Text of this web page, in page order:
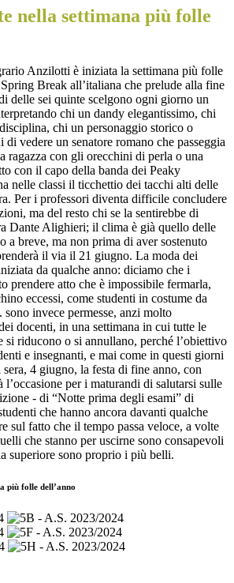
nella settimana più folle
Anzilotti è iniziata la settimana più folle
Break all’italiana che prelude alla fine
delle sei quinte scelgono ogni giorno un
chi un dandy elegantissimo, chi
chi un personaggio storico o
vedere un senatore romano che passeggia
ragazza con gli orecchini di perla o una
con il capo della banda dei Peaky
nelle classi il ticchettio dei tacchi alti delle
Per i professori diventa difficile concludere
ma del resto chi se la sentirebbe di
Dante Alighieri; il clima è già quello delle
a breve, ma non prima di aver sostenuto
il via il 21 giugno. La moda dei
da qualche anno: diciamo che i
prendere atto che è impossibile fermarla,
eccessi, come studenti in costume da
invece permesse, anzi molto
docenti, in una settimana in cui tutte le
si riducono o si annullano, perché l’obiettivo
e insegnanti, e mai come in questi giorni
4 giugno, la festa di fine anno, con
l’occasione per i maturandi di salutarsi sulle
- di “Notte prima degli esami” di
che hanno ancora davanti qualche
sul fatto che il tempo passa veloce, a volte
che stanno per uscirne sono consapevoli
superiore sono proprio i più belli.
più folle dell’anno